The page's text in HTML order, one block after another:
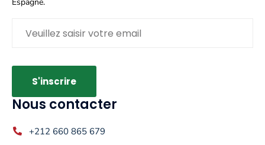
Nous contacter
+212 660 865 679